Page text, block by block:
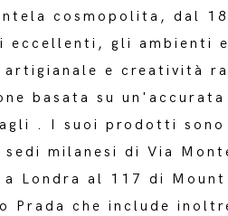
cosmopolita, dal
eccellenti, gli ambienti
e creatività
basata su
. I suoi prodotti
milanesi di Via
a Londra al 117 di
Prada che include